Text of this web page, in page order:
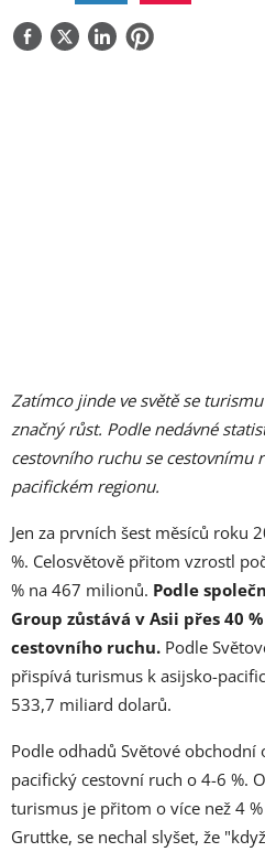
O NÁS
Zatímco jinde ve světě se
značný růst. Podle nedávné
cestovního ruchu se cestovnímu
pacifickém regionu.
Jen za prvních šest měsíců roku
%. Celosvětově přitom vzrostl
% na 467 milionů. Podle
Group zůstává v Asii přes 40
cestovního ruchu. Podle
přispívá turismus k asijsko-
533,7 miliard dolarů.
Podle odhadů Světové obchodní
pacifický cestovní ruch o 4-6 %.
turismus je přitom o více než 4
Gruttke, se nechal slyšet, že